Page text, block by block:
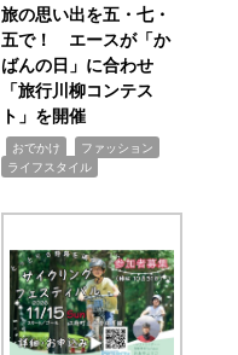
旅の思い出を五・七・
五で！ エースが「か
ばんの日」に合わせ
「旅行川柳コンテス
ト」を開催
おでかけ ファッション
ライフスタイル